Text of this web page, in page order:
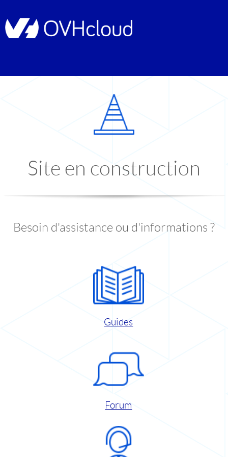
Site en construction
Besoin d'assistance ou d'informations ?
Guides
Forum